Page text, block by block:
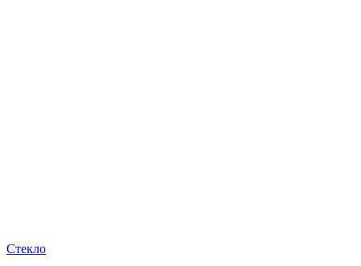
Стекло